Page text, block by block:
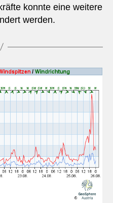
konnte eine weitere
werden.